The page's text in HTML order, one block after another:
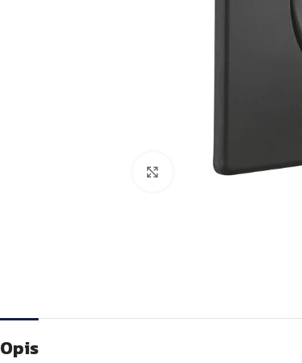
Kliknite za veću sliku
Opis